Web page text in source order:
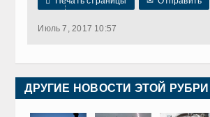
Июль 7, 2017 10:57
ДРУГИЕ НОВОСТИ ЭТОЙ